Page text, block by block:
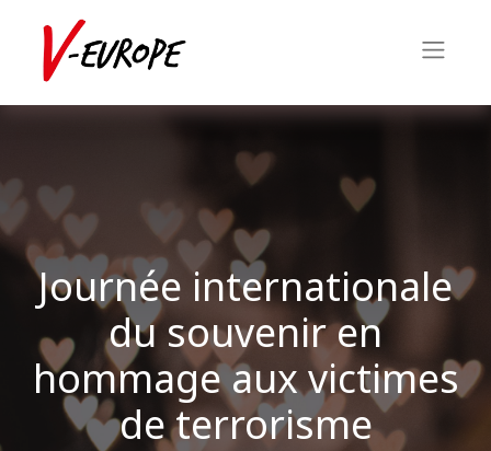
Journée internationale
du souvenir en
hommage aux victimes
de terrorisme